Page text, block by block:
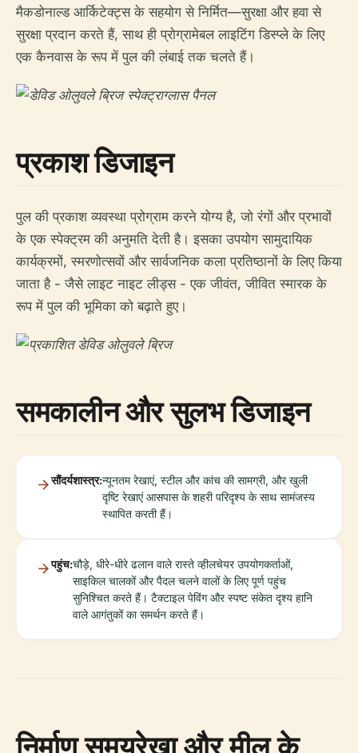
मैकडोनाल्ड आर्किटेक्ट्स के सहयोग से निर्मित—सुरक्षा और हवा से
सुरक्षा प्रदान करते हैं, साथ ही प्रोग्रामेबल लाइटिंग डिस्प्ले के लिए
एक कैनवास के रूप में पुल की लंबाई तक चलते हैं।
प्रकाश डिजाइन
पुल की प्रकाश व्यवस्था प्रोग्राम करने योग्य है, जो रंगों और प्रभावों
के एक स्पेक्ट्रम की अनुमति देती है। इसका उपयोग सामुदायिक
कार्यक्रमों, स्मरणोत्सवों और सार्वजनिक कला प्रतिष्ठानों के लिए किया
जाता है - जैसे लाइट नाइट लीड्स - एक जीवंत, जीवित स्मारक के
रूप में पुल की भूमिका को बढ़ाते हुए।
समकालीन और सुलभ डिजाइन
सौंदर्यशास्त्र:न्यूनतम रेखाएं, स्टील और कांच की सामग्री, और खुली
दृष्टि रेखाएं आसपास के शहरी परिदृश्य के साथ सामंजस्य
स्थापित करती हैं।
पहुंच:चौड़े, धीरे-धीरे ढलान वाले रास्ते व्हीलचेयर उपयोगकर्ताओं,
साइकिल चालकों और पैदल चलने वालों के लिए पूर्ण पहुंच
सुनिश्चित करते हैं। टैक्टाइल पेविंग और स्पष्ट संकेत दृश्य हानि
वाले आगंतुकों का समर्थन करते हैं।